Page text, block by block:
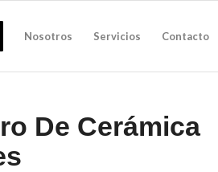
Nosotros Servicios Contacto
De Cerámica